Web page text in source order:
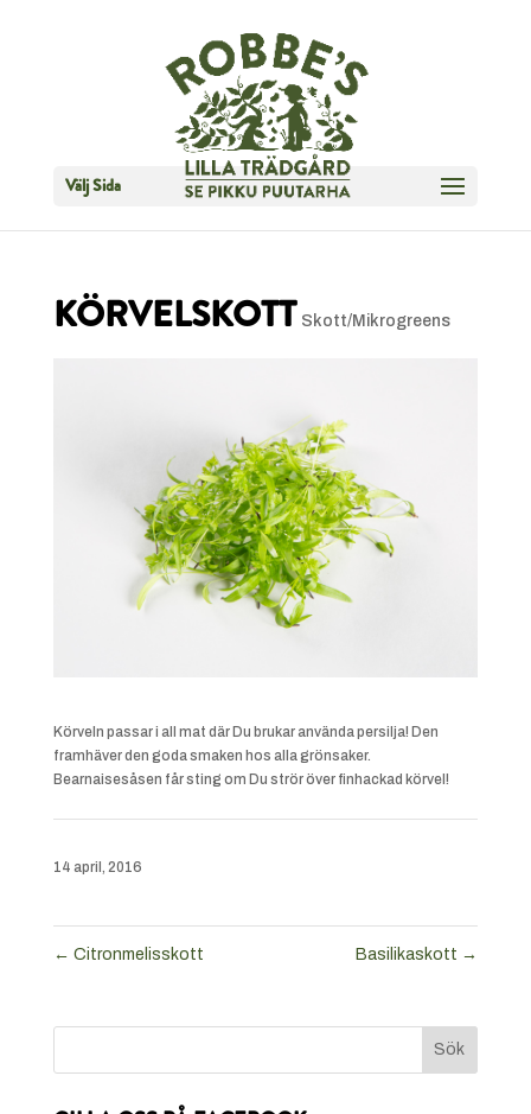
Välj Sida
KÖRVELSKOTT Skott/Mikrogreens
Körveln passar i all mat där Du brukar använda persilja! Den
framhäver den goda smaken hos alla grönsaker.
Bearnaisesåsen får sting om Du strör över finhackad körvel!
14 april, 2016
← Citronmelisskott Basilikaskott →